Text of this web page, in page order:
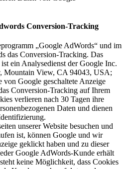
Conversion-Tracking
„Google AdWords“ und im
das Conversion-Tracking. Das
ein Analysedienst der Google Inc.
Mountain View, CA 94043, USA;
von Google geschaltete Anzeige
Conversion-Tracking auf Ihrem
verlieren nach 30 Tagen ihre
Daten und dienen
unserer Website besuchen und
ist, können Google und wir
geklickt haben und zu dieser
Google AdWords-Kunde erhält
keine Möglichkeit, dass Cookies